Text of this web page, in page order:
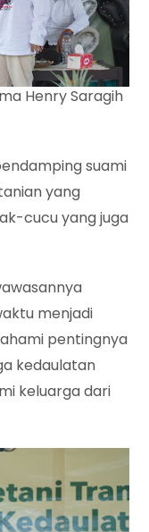
Henry Saragih
suami
yang
cucu yang juga
menjadi
pentingnya
kedaulatan
keluarga dari